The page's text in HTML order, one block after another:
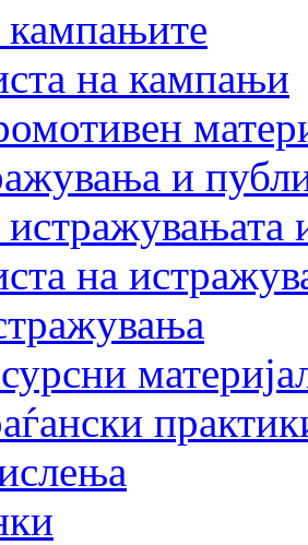
кампањите
на кампањи
и
истражувањата
на